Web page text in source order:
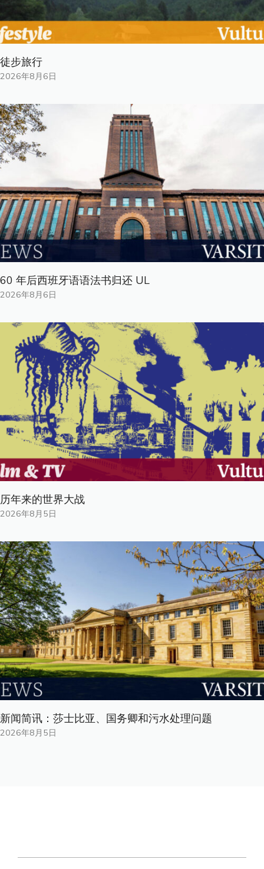
徒步旅行
2026年8月6日
60 年后西班牙语语法书归还 UL
2026年8月6日
历年来的世界大战
2026年8月5日
新闻简讯：莎士比亚、国务卿和污水处理问题
2026年8月5日